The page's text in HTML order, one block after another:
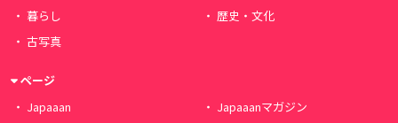
暮らし
歴史・文化
古写真
ページ
Japaaan
Japaaanマガジン